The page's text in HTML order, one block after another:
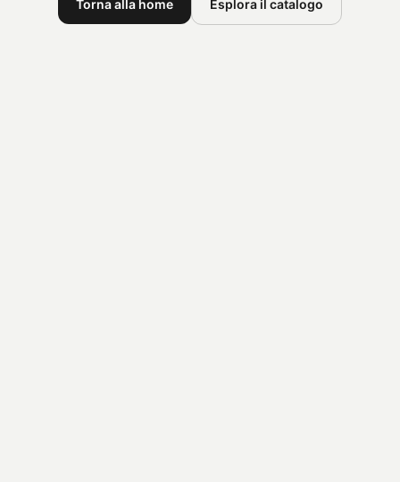
Torna alla home Esplora il catalogo